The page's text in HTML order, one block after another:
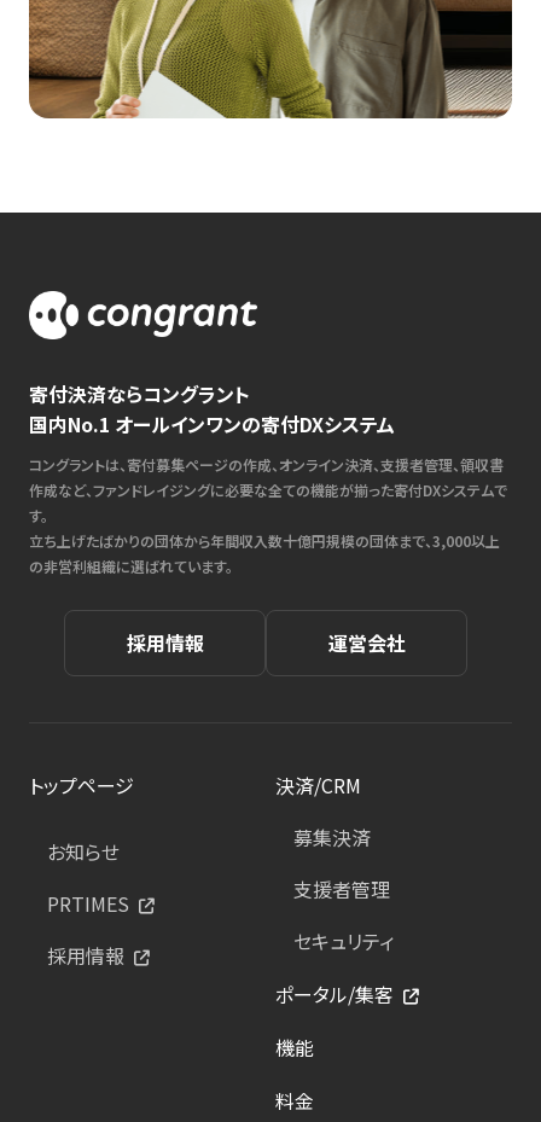
寄付決済ならコングラント
国内No.1 オールインワンの寄付DXシステム
コングラントは、寄付募集ページの作成、オンライン決済、支援者管理、領収書
作成など、ファンドレイジングに必要な全ての機能が揃った寄付DXシステムで
す。
立ち上げたばかりの団体から年間収入数十億円規模の団体まで、3,000以上
の非営利組織に選ばれています。
採用情報 運営会社
トップページ
お知らせ
PRTIMES
採用情報
決済/CRM
募集決済
支援者管理
セキュリティ
ポータル/集客
機能
料金